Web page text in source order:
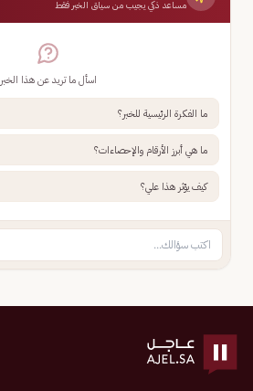
مساعد ذكي يجيب من سياق الخبر فقط
اسأل ما تريد عن هذا الخبر
ما الفكرة الرئيسية للخبر؟
ما هي أبرز الأرقام والإحصاءات؟
كيف يؤثر هذا علي؟